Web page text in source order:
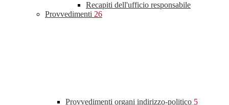
Recapiti dell'ufficio responsabile
Provvedimenti 26
Provvedimenti organi indirizzo-politico 5